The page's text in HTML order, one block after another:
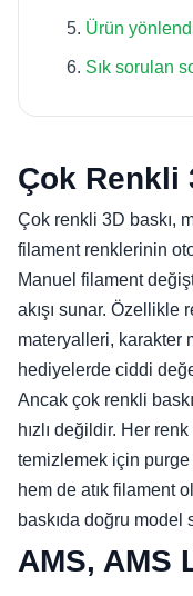
Ürün
Sık sorulan
Çok Renkli
Çok renkli 3D baskı,
filament renklerinin
Manuel filament
akışı sunar. Özellikle
materyalleri, karakter
hediyelerde ciddi
Ancak çok renkli
hızlı değildir. Her
temizlemek için purge
hem de atık filament
baskıda doğru model
AMS, AMS